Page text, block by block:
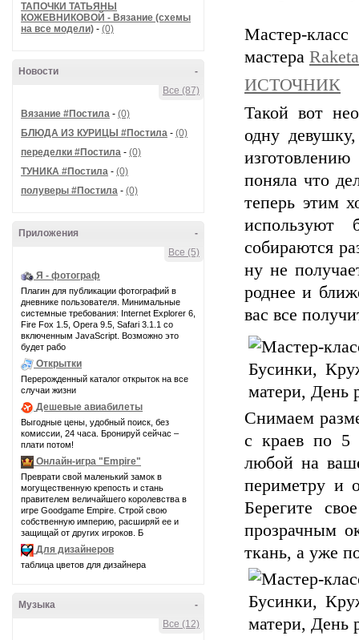
ТАПОЧКИ ТАТЬЯНЫ
КОЖЕВНИКОВОЙ - Вязание (схемы
на все модели) - (0)
-
Новости
Все (87)
Вязание #Постила - (0)
БЛЮДА ИЗ КУРИЦЫ #Постила - (0)
переделки #Постила - (0)
ТУНИКА #Постила - (0)
полуверы #Постила - (0)
-
Приложения
Все (5)
Я - фотограф
Плагин для публикации фотографий в
дневнике пользователя. Минимальные
системные требования: Internet Explorer 6,
Fire Fox 1.5, Opera 9.5, Safari 3.1.1 со
включенным JavaScript. Возможно это
будет рабо
Открытки
Перерожденный каталог открыток на все
случаи жизни
Дешевые авиабилеты
Выгодные цены, удобный поиск, без
комиссии, 24 часа. Бронируй сейчас –
плати потом!
Онлайн-игра "Empire"
Преврати свой маленький замок в
могущественную крепость и стань
правителем величайшего королевства в
игре Goodgame Empire. Строй свою
собственную империю, расширяй ее и
защищай от других игроков. Б
Для дизайнеров
таблица цветов для дизайнера
-
Музыка
Все (12)
Мастер-
мастера Raketa
ИСТОЧНИК
Такой вот
одну
поняла что
теперь этим
используют
собираются
ну не
роднее и
вас все
Снимаем
с краев по 5
любой на
периметру и
Берегите
прозрачным
ткань, а уже